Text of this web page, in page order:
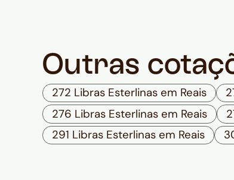
Outras
272 Libras Esterlinas em Reais
276 Libras Esterlinas em Reais
291 Libras Esterlinas em Reais